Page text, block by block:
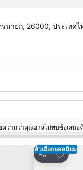
รนายก, 26000, ประเทศไ
วามว่าคุณอาจไม่พบข้อเสนอ
ตัวเลือกยอดนิยม
แชร์
เพิ่มในร